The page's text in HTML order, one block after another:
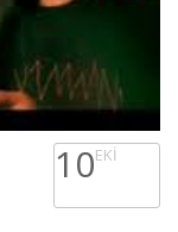
10EKI